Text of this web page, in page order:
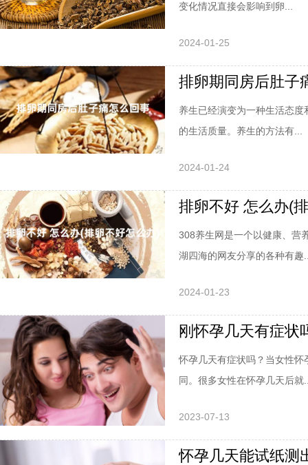
变化情况直接会影响到卵...
2024-01-25
排卵期同房后肚子
养生已经演变为一种生活态
的生活质量。养生的方法有...
2024-01-24
排卵不好 怎么办(
308养生网是一个以健康、营
湖四海的网友分享的各种有趣
2024-01-23
刚怀孕几天有症状
怀孕几天有症状吗？当女性
同。很多女性在怀孕几天后就
2023-07-13
怀孕几天能试纸测